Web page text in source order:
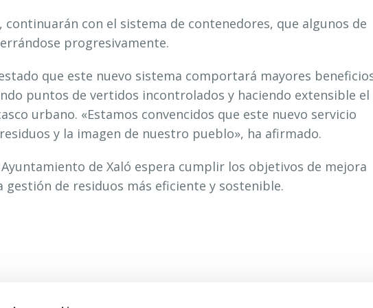
continuarán con el sistema de contenedores, que algunos de
progresivamente.
que este nuevo sistema comportará mayores
puntos de vertidos incontrolados y haciendo extensible el
urbano. «Estamos convencidos que este nuevo servicio
y la imagen de nuestro pueblo», ha afirmado.
de Xaló espera cumplir los objetivos de mejora
de residuos más eficiente y sostenible.